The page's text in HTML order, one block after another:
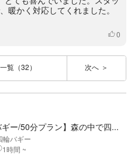
暖かく対応してくれました。
いいね
0
覧（32） 次へ
ギー/50分プラン】森の中で四...
輪バギー
1時間 ~